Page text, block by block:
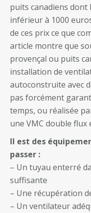
puits canadiens dont
inférieur à 1000
de ces prix ce que
article montre que
provençal ou puits
installation de
autoconstruite avec
pas forcément
temps, ou réalisée
une VMC double flux
Il est des
passer :
– Un tuyau enterré
suffisante
– Une récupération
– Un ventilateur